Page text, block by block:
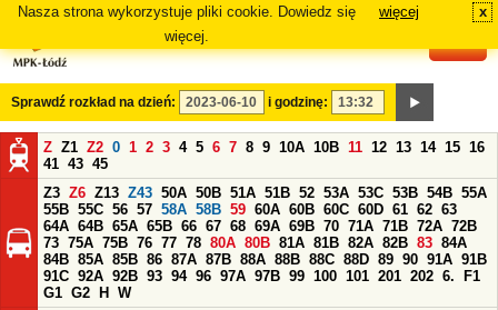
Nasza strona wykorzystuje pliki cookie. Dowiedz się
więcej.
więcej x
Sprawdź rozkład na dzień: i godzinę:
Z Z1 Z2 0 1 2 3 4 5 6 7 8 9 10A 10B 11 12 13 14 15 16
41 43 45
Z3 Z6 Z13 Z43 50A 50B 51A 51B 52 53A 53C 53B 54B 55A
55B 55C 56 57 58A 58B 59 60A 60B 60C 60D 61 62 63
64A 64B 65A 65B 66 67 68 69A 69B 70 71A 71B 72A 72B
73 75A 75B 76 77 78 80A 80B 81A 81B 82A 82B 83 84A
84B 85A 85B 86 87A 87B 88A 88B 88C 88D 89 90 91A 91B
91C 92A 92B 93 94 96 97A 97B 99 100 101 201 202 6.
F1
G1 G2 H
W